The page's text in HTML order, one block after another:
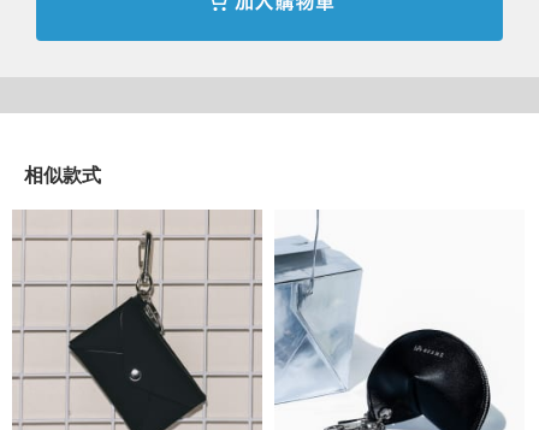
以BEAMS的原點＂BASIC&EXCITING的視點為提案的支線。介紹
集合了全世界各式各樣的商品給大家。
到店詢問時請告知店員下方的商品編號
商品編號：33-41-0004-678
» 聯絡我們
相似款式